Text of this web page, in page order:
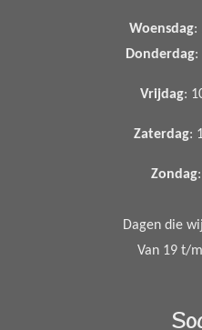
Woensdag:
Donderdag:
Vrijdag:
Zaterdag:
Zondag
Dagen die
Van 19 t/